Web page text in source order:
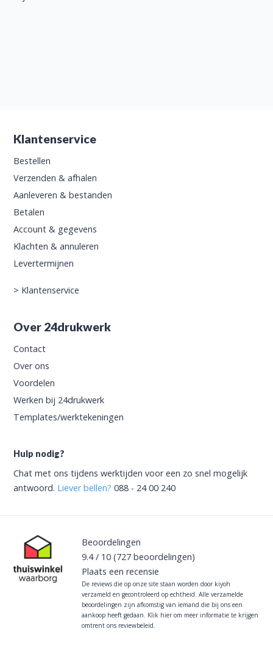
Klantenservice
Bestellen
Verzenden & afhalen
Aanleveren & bestanden
Betalen
Account & gegevens
Klachten & annuleren
Levertermijnen
> Klantenservice
Over 24drukwerk
Contact
Over ons
Voordelen
Werken bij 24drukwerk
Templates/werktekeningen
Hulp nodig?
Chat met ons tijdens werktijden voor een zo snel mogelijk
antwoord. Liever bellen? 088 - 24 00 240
Beoordelingen
9.4/ 10 (727 beoordelingen)
Plaats een recensie
De reviews die op onze site staan worden door kiyoh
verzameld en gecontroleerd op echtheid. Alle verzamelde
beoordelingen zijn afkomstig van iemand die bij ons een
aankoop heeft gedaan. Klik hier om meer informatie te krijgen
omtrent ons reviewbeleid.